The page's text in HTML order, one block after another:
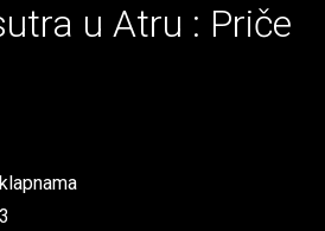
u Atru : Priče